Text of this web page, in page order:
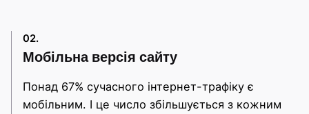
02.
Мобільна версія сайту
Понад 67% сучасного інтернет-трафіку є
мобільним. І це число збільшується з кожним